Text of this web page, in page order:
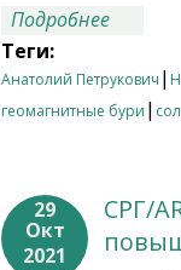
Подробнее
Теги:
Анатолий Петрукович |
геомагнитные бури |
29
Окт
2021
СРГ/